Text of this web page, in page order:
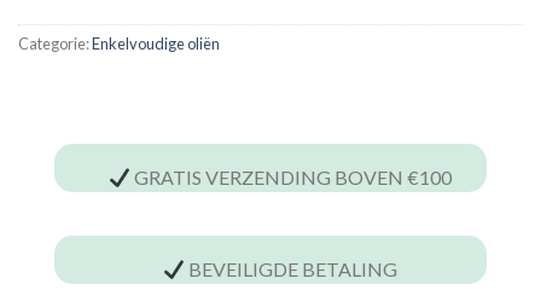
Categorie:Enkelvoudige oliën
GRATIS VERZENDING BOVEN €100
BEVEILIGDE BETALING